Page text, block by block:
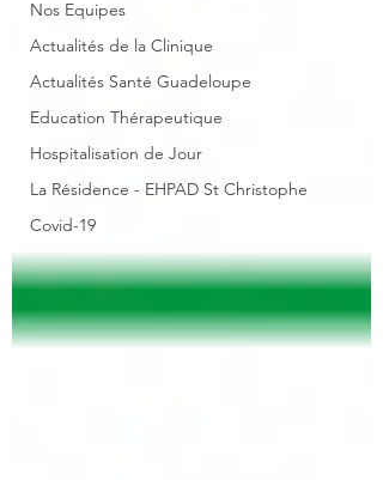
Nos Equipes
Actualités de la Clinique
Actualités Santé Guadeloupe
Education Thérapeutique
Hospitalisation de Jour
La Résidence - EHPAD St Christophe
Covid-19